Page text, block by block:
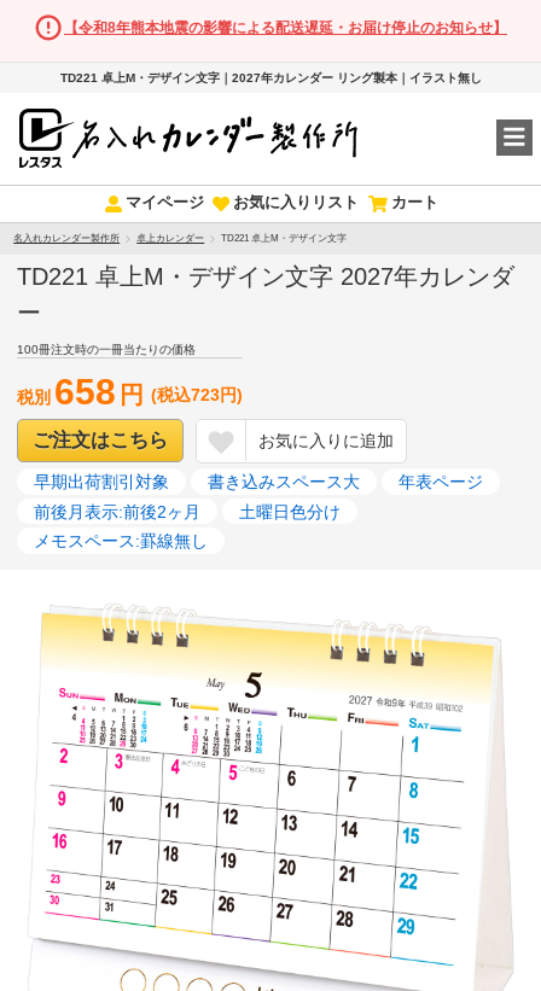
【令和8年熊本地震の影響による配送遅延・お届け停止のお知らせ】
TD221 卓上M・デザイン文字｜2027年カレンダー リング製本｜イラスト無し
マイページ お気に入りリスト カート
名入れカレンダー製作所 卓上カレンダー TD221 卓上M・デザイン文字
TD221 卓上M・デザイン文字 2027年カレンダ
ー
100冊注文時の一冊当たりの価格
税別 658 円 (税込723円)
ご注文はこちら お気に入りに追加
早期出荷割引対象 書き込みスペース大
年表ページ
前後月表示:前後2ヶ月
土曜日色分け
メモスペース:罫線無し